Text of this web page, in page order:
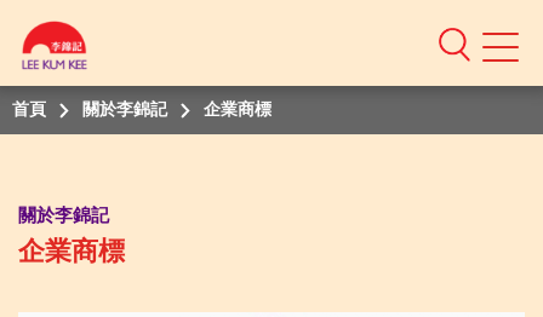
Mobile
首頁 關於李錦記 企業商標
關於李錦記
企業商標